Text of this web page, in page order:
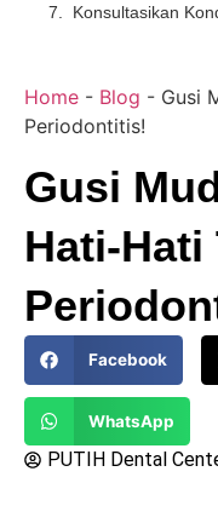
Konsultasikan
Home - Blog - Gusi
Periodontitis!
Gusi
Hati-Hati
Facebook
WhatsApp
PUTIH Dental